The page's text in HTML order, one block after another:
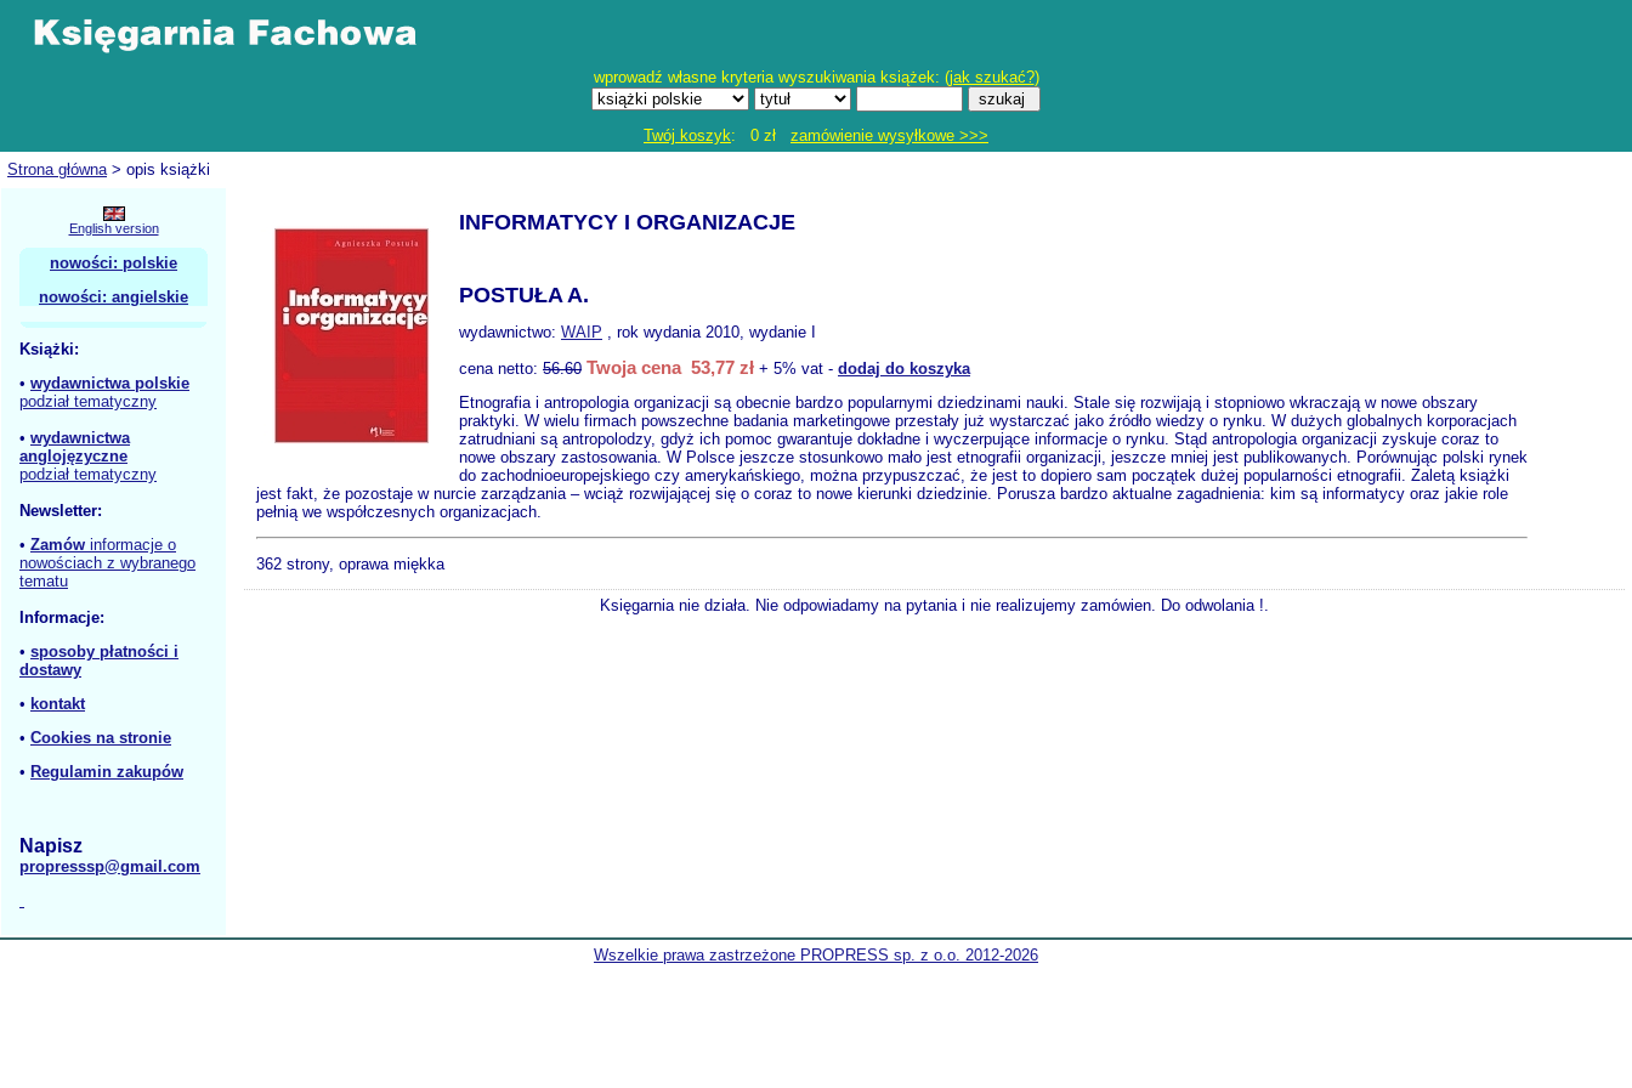
wprowadź własne kryteria wyszukiwania książek: (jak szukać?)
Twój koszyk: 0 zł zamówienie wysyłkowe >>>
Strona główna> opis książki
English version
nowości: polskie
nowości: angielskie
Książki:
• wydawnictwa polskie
podział tematyczny
• wydawnictwa
anglojęzyczne
podział tematyczny
Newsletter:
• Zamów informacje o
nowościach z wybranego
tematu
Informacje:
• sposoby płatności i
dostawy
• kontakt
• Cookies na stronie
• Regulamin zakupów
Napisz
propresssp@gmail.com
INFORMATYCY I ORGANIZACJE
POSTUŁA A.
wydawnictwo: WAIP , rok wydania 2010, wydanie I
cena netto: 56.60 Twoja cena 53,77 zł + 5% vat - dodaj do koszyka
Etnografia i antropologia organizacji są obecnie bardzo popularnymi dziedzinami nauki. Stale się rozwijają i stopniowo wkraczają w nowe obszary
praktyki. W wielu firmach powszechne badania marketingowe przestały już wystarczać jako źródło wiedzy o rynku. W dużych globalnych korporacjach
zatrudniani są antropolodzy, gdyż ich pomoc gwarantuje dokładne i wyczerpujące informacje o rynku. Stąd antropologia organizacji zyskuje coraz to
nowe obszary zastosowania. W Polsce jeszcze stosunkowo mało jest etnografii organizacji, jeszcze mniej jest publikowanych. Porównując polski rynek
do zachodnioeuropejskiego czy amerykańskiego, można przypuszczać, że jest to dopiero sam początek dużej popularności etnografii. Zaletą książki
jest fakt, że pozostaje w nurcie zarządzania – wciąż rozwijającej się o coraz to nowe kierunki dziedzinie. Porusza bardzo aktualne zagadnienia: kim są informatycy oraz jakie role
pełnią we współczesnych organizacjach.
362 strony, oprawa miękka
Księgarnia nie działa. Nie odpowiadamy na pytania i nie realizujemy zamówien. Do odwolania !.
Wszelkie prawa zastrzeżone PROPRESS sp. z o.o. 2012-2026